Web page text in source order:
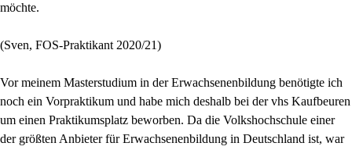
möchte.
(Sven, FOS-Praktikant 2020/21)
Vor meinem Masterstudium in der Erwachsenenbildung benötigte ich
noch ein Vorpraktikum und habe mich deshalb bei der vhs Kaufbeuren
um einen Praktikumsplatz beworben. Da die Volkshochschule einer
der größten Anbieter für Erwachsenenbildung in Deutschland ist, war